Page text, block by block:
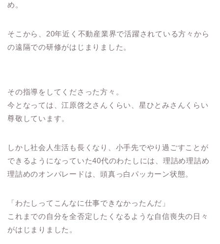
め。
そこから、20年近く不動産業界で活躍されている方々から
の遠隔での研修がはじまりました。
その指導をしてくださった方々。
今となっては、江原啓之さんくらい、星ひとみさんくらい
尊敬しています。
しかし社会人生活も長くなり、小手先でやり過ごすことが
できるようになっていた40代のわたしには、理詰め理詰め
理詰めのオンパレードは、頭真っ白パッカーン状態。
「わたしってこんなに仕事できなかったんだ」
これまでの自分を全否定したくなるような自信喪失の日々
がはじまりました。